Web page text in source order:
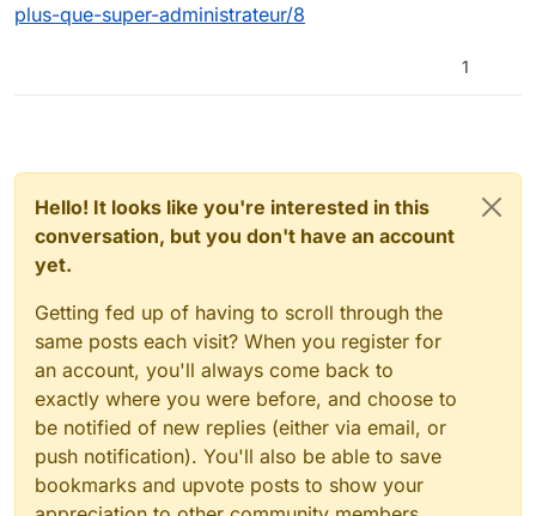
plus-que-super-administrateur/8
1
Hello! It looks like you're interested in this
conversation, but you don't have an account
yet.
Getting fed up of having to scroll through the
same posts each visit? When you register for
an account, you'll always come back to
exactly where you were before, and choose to
be notified of new replies (either via email, or
push notification). You'll also be able to save
bookmarks and upvote posts to show your